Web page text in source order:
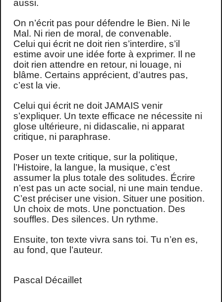
aussi.
On n’écrit pas pour défendre le Bien. Ni le
Mal. Ni rien de moral, de convenable.
Celui qui écrit ne doit rien s’interdire, s’il
estime avoir une idée forte à exprimer. Il ne
doit rien attendre en retour, ni louage, ni
blâme. Certains apprécient, d’autres pas,
c’est la vie.
Celui qui écrit ne doit JAMAIS venir
s’expliquer. Un texte efficace ne nécessite ni
glose ultérieure, ni didascalie, ni apparat
critique, ni paraphrase.
Poser un texte critique, sur la politique,
l’Histoire, la langue, la musique, c’est
assumer la plus totale des solitudes. Écrire
n’est pas un acte social, ni une main tendue.
C’est préciser une vision. Situer une position.
Un choix de mots. Une ponctuation. Des
souffles. Des silences. Un rythme.
Ensuite, ton texte vivra sans toi. Tu n’en es,
au fond, que l’auteur.
Pascal Décaillet